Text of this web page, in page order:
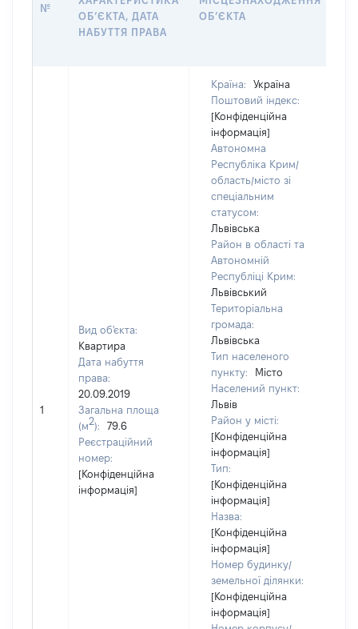
№
ОБ’ЄКТА, ДАТА
НАБУТТЯ ПРАВА
ОБ’ЄКТА
1
Вид об'єкта:
Квартира
Дата набуття
права:
20.09.2019
Загальна площа
(м2):
79.6
Реєстраційний
номер:
[Конфіденційна
інформація]
Країна:
Україна
Поштовий індекс:
[Конфіденційна
інформація]
Автономна
Республіка Крим/
область/місто зі
спеціальним
статусом:
Львівська
Район в області та
Автономній
Республіці Крим:
Львівський
Територіальна
громада:
Львівська
Тип населеного
пункту:
Місто
Населений пункт:
Львів
Район у місті:
[Конфіденційна
інформація]
Тип:
[Конфіденційна
інформація]
Назва:
[Конфіденційна
інформація]
Номер будинку/
земельної ділянки:
[Конфіденційна
інформація]